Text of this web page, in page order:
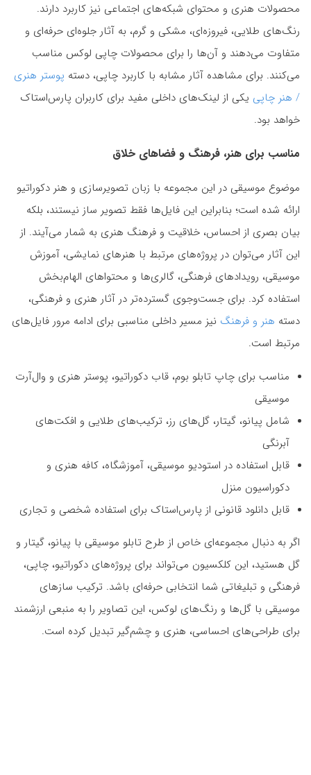
محصولات هنری و محتوای شبکه‌های اجتماعی نیز کاربرد دارند.
رنگ‌های طلایی، فیروزه‌ای، مشکی و گرم، به آثار جلوه‌ای حرفه‌ای و
متفاوت می‌دهند و آن‌ها را برای محصولات چاپی لوکس مناسب
می‌کنند. برای مشاهده آثار مشابه با کاربرد چاپی، دسته پوستر هنری
/ هنر چاپی یکی از لینک‌های داخلی مفید برای کاربران پارس‌استاک
خواهد بود.
مناسب برای هنر، فرهنگ و فضاهای خلاق
موضوع موسیقی در این مجموعه با زبان تصویرسازی و هنر دکوراتیو
ارائه شده است؛ بنابراین این فایل‌ها فقط تصویر ساز نیستند، بلکه
بیان بصری از احساس، خلاقیت و فرهنگ هنری به شمار می‌آیند. از
این آثار می‌توان در پروژه‌های مرتبط با هنرهای نمایشی، آموزش
موسیقی، رویدادهای فرهنگی، گالری‌ها و محتواهای الهام‌بخش
استفاده کرد. برای جست‌وجوی گسترده‌تر در آثار هنری و فرهنگی،
دسته هنر و فرهنگ نیز مسیر داخلی مناسبی برای ادامه مرور فایل‌های
مرتبط است.
مناسب برای چاپ تابلو بوم، قاب دکوراتیو، پوستر هنری و وال‌آرت
موسیقی
شامل پیانو، گیتار، گل‌های رز، ترکیب‌های طلایی و افکت‌های
آبرنگی
قابل استفاده در استودیو موسیقی، آموزشگاه، کافه هنری و
دکوراسیون منزل
قابل دانلود قانونی از پارس‌استاک برای استفاده شخصی و تجاری
اگر به دنبال مجموعه‌ای خاص از طرح تابلو موسیقی با پیانو، گیتار و
گل هستید، این کلکسیون می‌تواند برای پروژه‌های دکوراتیو، چاپی،
فرهنگی و تبلیغاتی شما انتخابی حرفه‌ای باشد. ترکیب سازهای
موسیقی با گل‌ها و رنگ‌های لوکس، این تصاویر را به منبعی ارزشمند
برای طراحی‌های احساسی، هنری و چشم‌گیر تبدیل کرده است.